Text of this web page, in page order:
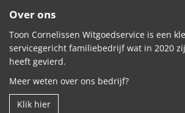
Over ons
Toon Cornelissen Witgoedservice is een
servicegericht familiebedrijf wat in 2020
heeft gevierd.
Meer weten over ons bedrijf?
Klik hier